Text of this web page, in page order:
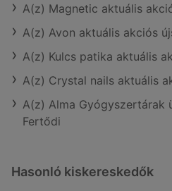
A(z) Magnetic aktuális
A(z) Avon aktuális akciós
A(z) Kulcs patika aktuális
A(z) Crystal nails aktuális
A(z) Alma Gyógyszertárak
Fertődi
Hasonló kiskereskedők